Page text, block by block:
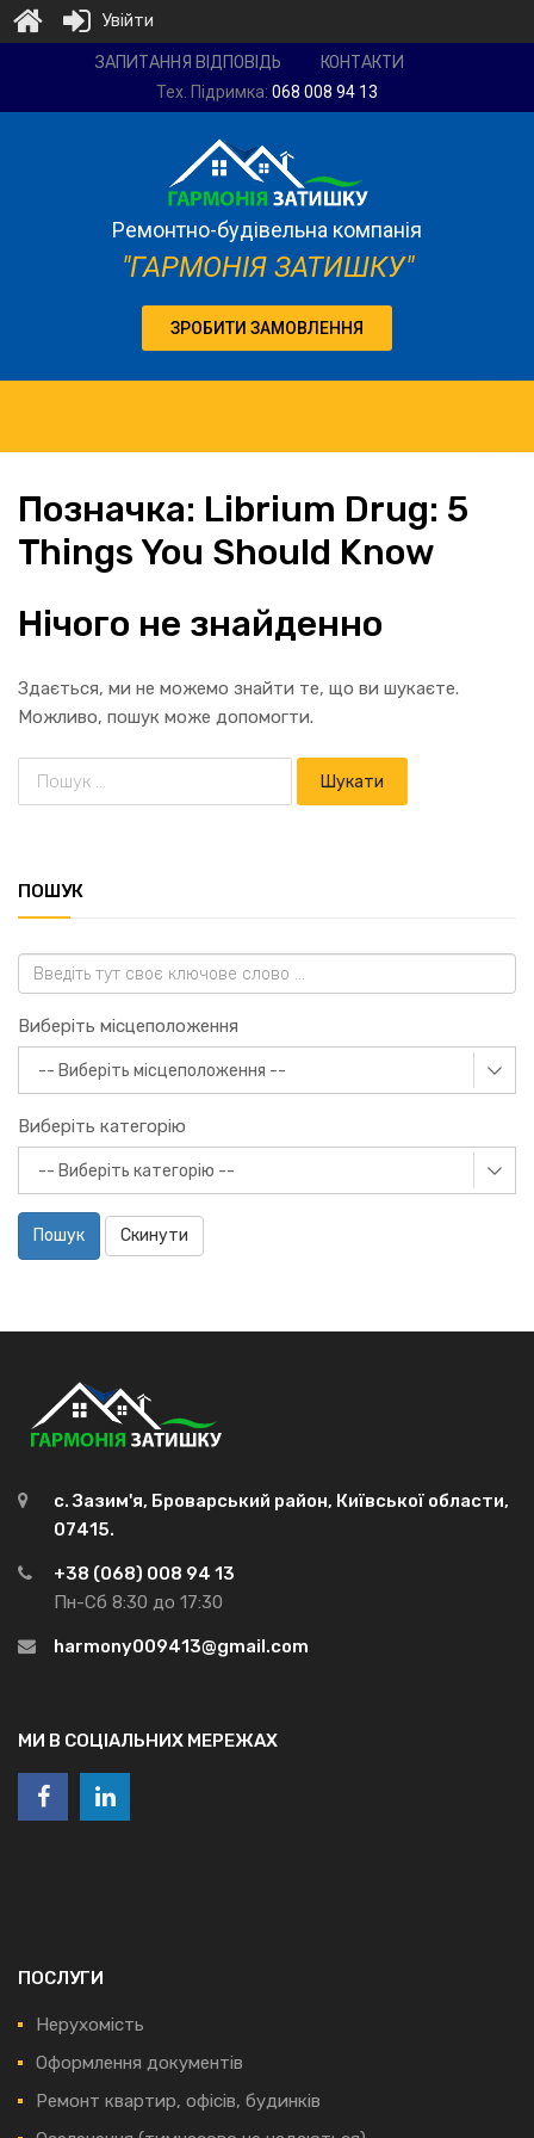
компанія
ЗАПИТАННЯ ВІДПОВІДЬ КОНТАКТИ
Тех. Підримка: 068 008 94 13
Ремонтно-будівельна компанія
"ГАРМОНІЯ ЗАТИШКУ"
ЗРОБИТИ ЗАМОВЛЕННЯ
Позначка: Librium Drug: 5
Things You Should Know
Нічого не знайденно
Здається, ми не можемо знайти те, що ви шукаєте.
Можливо, пошук може допомогти.
ПОШУК
Виберіть місцеположення
Виберіть категорію
Пошук Скинути
с. Зазим'я, Броварський район, Київської области,
07415.
+38 (068) 008 94 13
Пн-Сб 8:30 до 17:30
harmony009413@gmail.com
МИ В СОЦІАЛЬНИХ МЕРЕЖАХ
ПОСЛУГИ
Нерухомість
Оформлення документів
Ремонт квартир, офісів, будинків
Увійти